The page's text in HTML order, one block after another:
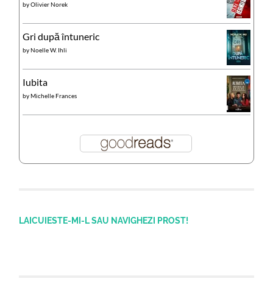
byOlivier Norek
Gri după întuneric
byNoelle W. Ihli
Iubita
byMichelle Frances
LAICUIESTE-MI-L SAU NAVIGHEZI PROST!